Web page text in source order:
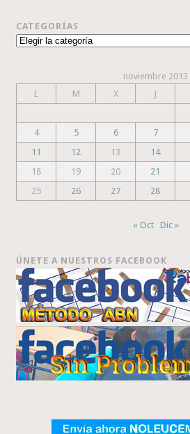
CATEGORÍAS
Categorías
noviembre 2013
L
M X J
4
5 6 7
11
12 13 14
18
19 20 21
25
26 27 28
« Oct Dic »
ÚNETE A NUESTROS FACEBOOK